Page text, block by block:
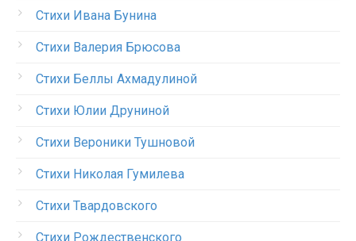
Стихи Ивана Бунина
Стихи Валерия Брюсова
Стихи Беллы Ахмадулиной
Стихи Юлии Друниной
Стихи Вероники Тушновой
Стихи Николая Гумилева
Стихи Твардовского
Стихи Рождественского